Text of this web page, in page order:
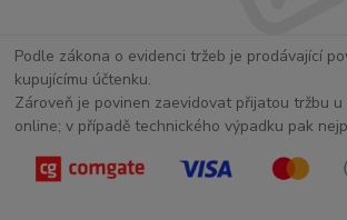
Podle zákona o evidenci tržeb je prodávající
kupujícímu účtenku.
Zároveň je povinen zaevidovat přijatou tržbu
online; v případě technického výpadku pak